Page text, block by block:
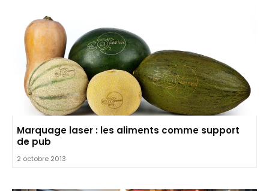
Marquage laser : les aliments comme support
de pub
2 octobre 2013